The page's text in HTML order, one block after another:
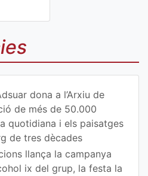
dona a l’Arxiu de
de més de 50.000
quotidiana i els paisatges
de tres dècades
llança la campanya
ix del grup, la festa la